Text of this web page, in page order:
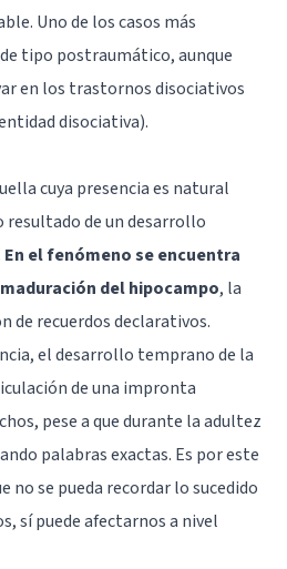
Uno de los casos más
tipo postraumático, aunque
en los trastornos disociativos
disociativa).
cuya presencia es natural
de un desarrollo
En el fenómeno se encuentra
del hipocampo, la
de recuerdos declarativos.
el desarrollo temprano de la
de una impronta
pese a que durante la adultez
palabras exactas. Es por este
no se pueda recordar lo sucedido
sí puede afectarnos a nivel